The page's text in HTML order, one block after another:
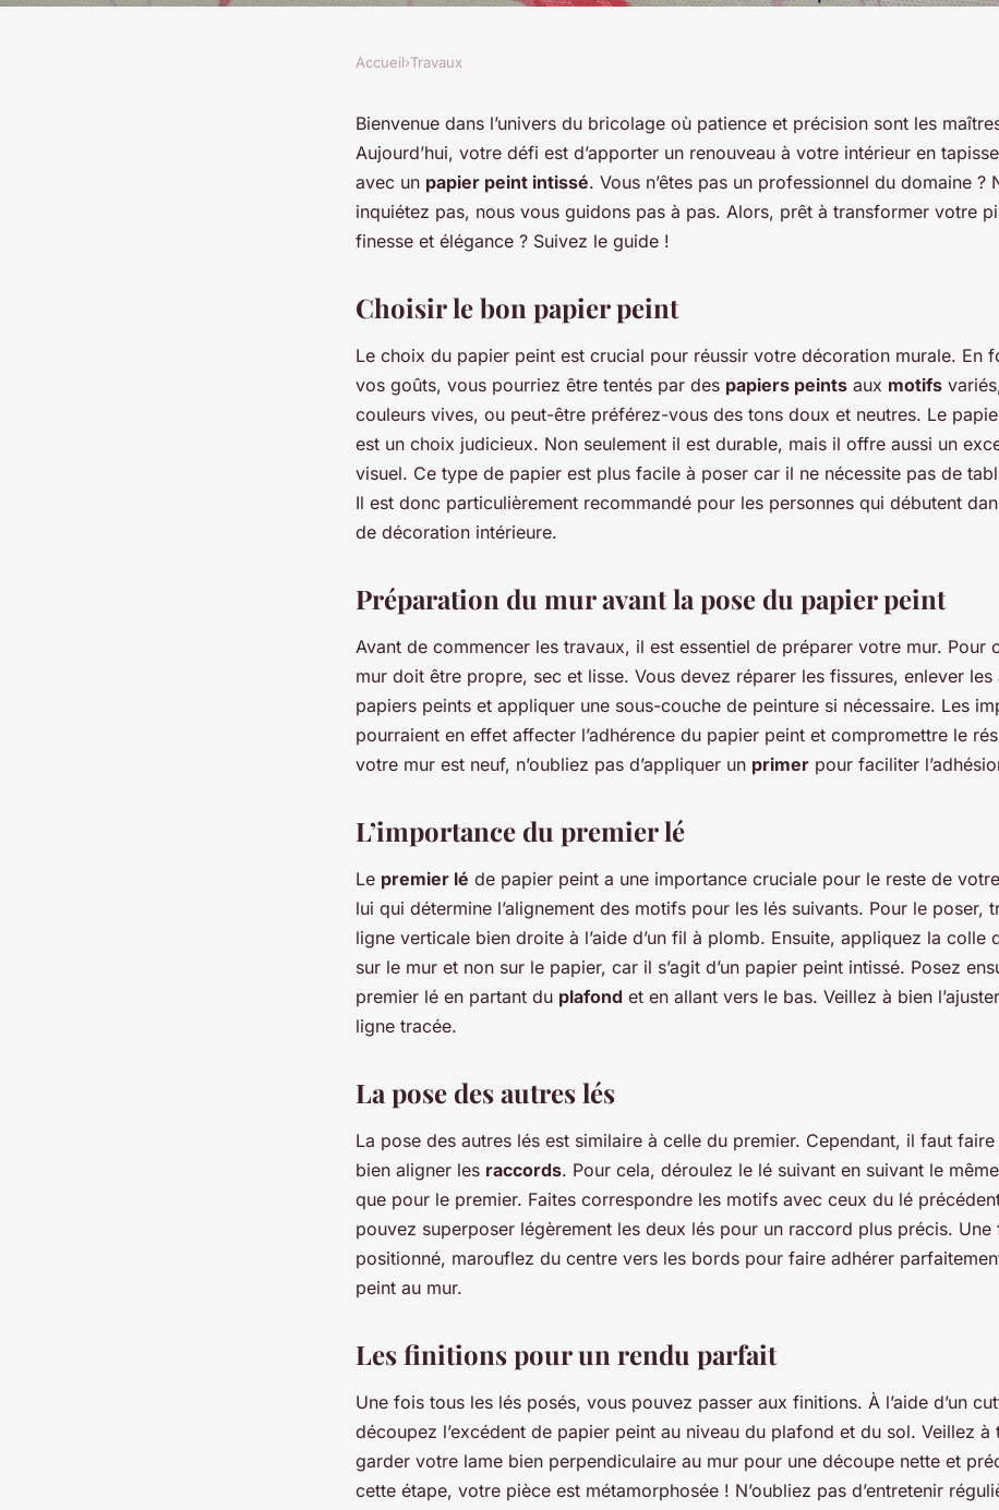
Quelles sont les étapes pour poser un
papier peint intissé avec raccords
Accueil›Travaux
Bienvenue dans l’univers du bricolage où patience et précision sont les
Aujourd’hui, votre défi est d’apporter un renouveau à votre intérieur en
avec un papier peint intissé. Vous n’êtes pas un professionnel du domaine ?
inquiétez pas, nous vous guidons pas à pas. Alors, prêt à transformer votre
finesse et élégance ? Suivez le guide !
Choisir le bon papier peint
Le choix du papier peint est crucial pour réussir votre décoration murale. En
vos goûts, vous pourriez être tentés par des papiers peints aux motifs
couleurs vives, ou peut-être préférez-vous des tons doux et neutres. Le
est un choix judicieux. Non seulement il est durable, mais il offre aussi un
visuel. Ce type de papier est plus facile à poser car il ne nécessite pas de
Il est donc particulièrement recommandé pour les personnes qui débutent
de décoration intérieure.
Préparation du mur avant la pose du papier peint
Avant de commencer les travaux, il est essentiel de préparer votre mur. Pour
mur doit être propre, sec et lisse. Vous devez réparer les fissures, enlever les
papiers peints et appliquer une sous-couche de peinture si nécessaire. Les
pourraient en effet affecter l’adhérence du papier peint et compromettre le
votre mur est neuf, n’oubliez pas d’appliquer un primer pour faciliter
L’importance du premier lé
Le premier lé de papier peint a une importance cruciale pour le reste de
lui qui détermine l’alignement des motifs pour les lés suivants. Pour le poser,
ligne verticale bien droite à l’aide d’un fil à plomb. Ensuite, appliquez la colle
sur le mur et non sur le papier, car il s’agit d’un papier peint intissé. Posez
premier lé en partant du plafond et en allant vers le bas. Veillez à bien
ligne tracée.
La pose des autres lés
La pose des autres lés est similaire à celle du premier. Cependant, il faut
bien aligner les raccords. Pour cela, déroulez le lé suivant en suivant le
que pour le premier. Faites correspondre les motifs avec ceux du lé
pouvez superposer légèrement les deux lés pour un raccord plus précis. Une
positionné, marouflez du centre vers les bords pour faire adhérer
peint au mur.
Les finitions pour un rendu parfait
Une fois tous les lés posés, vous pouvez passer aux finitions. À l’aide d’un
découpez l’excédent de papier peint au niveau du plafond et du sol. Veillez à
garder votre lame bien perpendiculaire au mur pour une découpe nette et
cette étape, votre pièce est métamorphosée ! N’oubliez pas d’entretenir